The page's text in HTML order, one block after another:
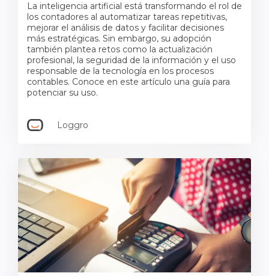
La inteligencia artificial está transformando el rol de
los contadores al automatizar tareas repetitivas,
mejorar el análisis de datos y facilitar decisiones
más estratégicas. Sin embargo, su adopción
también plantea retos como la actualización
profesional, la seguridad de la información y el uso
responsable de la tecnología en los procesos
contables. Conoce en este artículo una guía para
potenciar su uso.
Loggro